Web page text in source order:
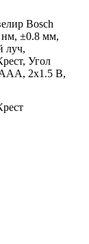
Bosch
нм, ±0.8 мм,
луч,
Угол
2х1.5 B,